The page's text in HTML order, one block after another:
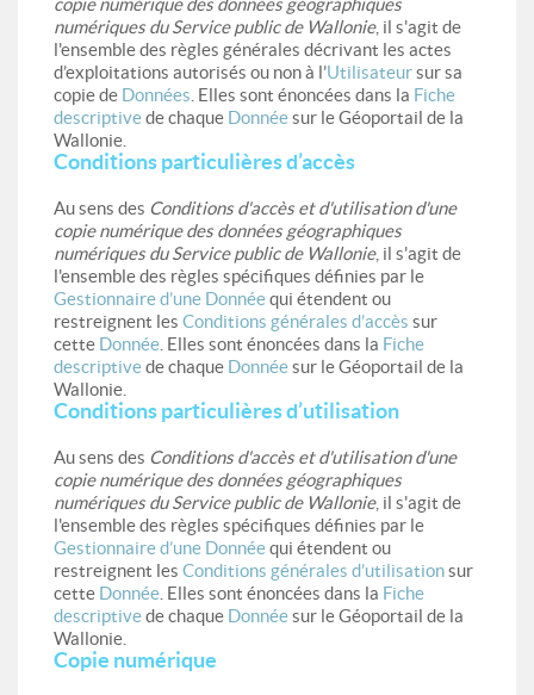
copie numérique des données géographiques
numériques du Service public de Wallonie, il s'agit de
l'ensemble des règles générales décrivant les actes
d’exploitations autorisés ou non à l’Utilisateursur sa
copie de Données . Elles sont énoncées dans la Fiche
descriptivede chaque Donnéesur le Géoportail de la
Wallonie.
Conditions particulières d’accès
Au sens des Conditions d'accès et d'utilisation d'une
copie numérique des données géographiques
numériques du Service public de Wallonie, il s'agit de
l'ensemble des règles spécifiques définies par le
Gestionnaire d’une Donnéequi étendent ou
restreignent les Conditions générales d’accès sur
cette Donnée . Elles sont énoncées dans la Fiche
descriptivede chaque Donnéesur le Géoportail de la
Wallonie.
Conditions particulières d’utilisation
Au sens des Conditions d'accès et d'utilisation d'une
copie numérique des données géographiques
numériques du Service public de Wallonie, il s'agit de
l'ensemble des règles spécifiques définies par le
Gestionnaire d’une Donnéequi étendent ou
restreignent les Conditions générales d’utilisationsur
cette Donnée . Elles sont énoncées dans la Fiche
descriptivede chaque Donnéesur le Géoportail de la
Wallonie.
Copie numérique